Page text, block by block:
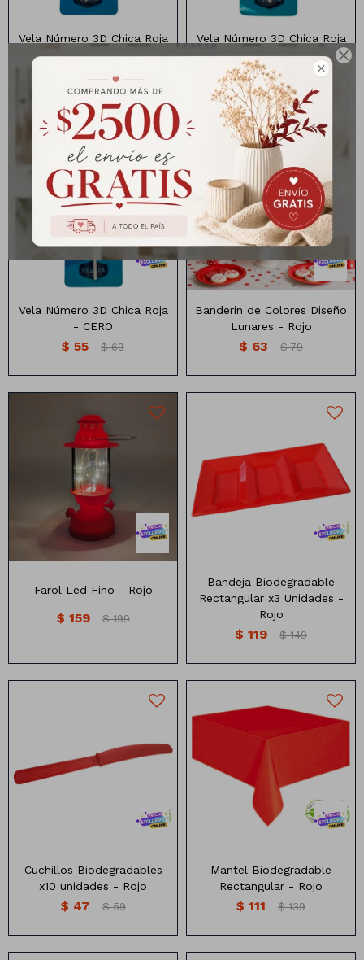

Vela Número 3D Chica Roja
- OCHO
69
Vela Número 3D Chica Roja
- NUEVE
$ 55 $
Vela de Cumpleaños 3d
chica color rojo (5CM)
Vela Número 3D Chica Roja
- CERO
$ 55 $ 69
Banderin con diseño de
lunares, disponible en varios
colores
Banderin de Colores Diseño
Lunares - Rojo
$ 63 $ 79
Farol con luciernagas
Medidas:6x12cm
Disponible en 3 colores
Farol Led Fino - Rojo
$ 159 $ 199
Bandeja Rectangular 3
Bandeja Biodegradable
Rectangular x3 Unidades -
Rojo
$ 119 $ 149
Cuchillos descartables
biodegradables x10
unidades
Cuchillos Biodegradables
x10 unidades - Rojo
$ 47 $ 59
Mantel biodegradable
descartable Rectangular
Medidas: 1.37×2.74mts
Varios colores
Mantel Biodegradable
Rectangular - Rojo
$ 111 $ 139